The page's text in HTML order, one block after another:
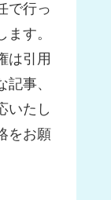
で行っ
す。
は引用
事、
いたし
をお願